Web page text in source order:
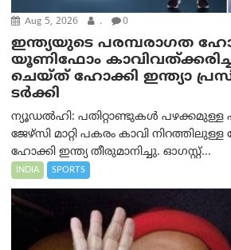
Aug 5, 2026 . 0
ഇന്ത്യയുടെ പരമ്പരാഗത
യൂണിഫോം
ചെയ്ത് ഹോക്കി ഇന്ത്യാ
ടര്‍ക്കി
ന്യൂഡൽഹി: പതിറ്റാണ്ടുകൾ പഴക്കമുള്ള
ജേഴ്‌സി മാറ്റി പകരം കാവി
ഹോക്കി ഇന്ത്യ തീരുമാനിച്ചു. ഓഗസ്റ്റ്...
INDIA SPORTS